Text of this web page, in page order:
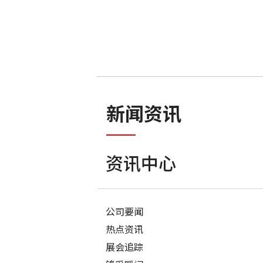
新闻资讯
资讯中心
公司要闻
热点资讯
展会追踪